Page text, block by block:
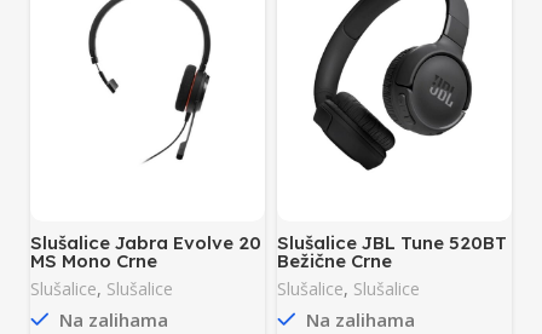
Slušalice Jabra Evolve 20
MS Mono Crne
Slušalice, Slušalice
Na zalihama
Slušalice JBL Tune 520BT
Bežične Crne
Slušalice, Slušalice
Na zalihama